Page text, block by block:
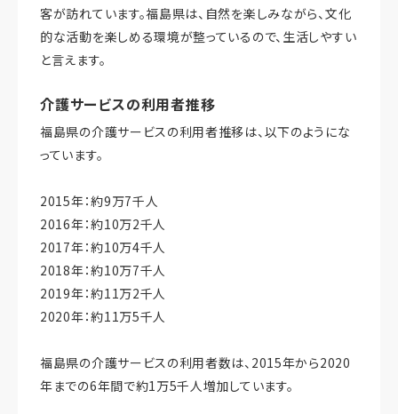
客が訪れています。福島県は、自然を楽しみながら、文化
的な活動を楽しめる環境が整っているので、生活しやすい
と言えます。
介護サービスの利用者推移
福島県の介護サービスの利用者推移は、以下のようにな
っています。
2015年：約9万7千人
2016年：約10万2千人
2017年：約10万4千人
2018年：約10万7千人
2019年：約11万2千人
2020年：約11万5千人
福島県の介護サービスの利用者数は、2015年から2020
年までの6年間で約1万5千人増加しています。